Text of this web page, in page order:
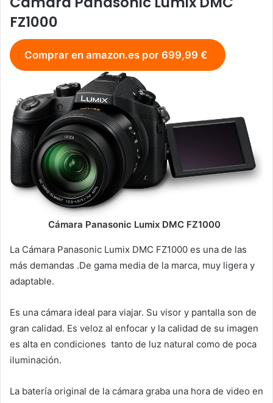
FZ1000
Comprar en amazon.es por 699,99 €
Cámara Panasonic Lumix DMC FZ1000
La Cámara Panasonic Lumix DMC FZ1000 es una de las
más demandas .De gama media de la marca, muy ligera y
adaptable.
Es una cámara ideal para viajar. Su visor y pantalla son de
gran calidad. Es veloz al enfocar y la calidad de su imagen
es alta en condiciones tanto de luz natural como de poca
iluminación.
La batería original de la cámara graba una hora de video en